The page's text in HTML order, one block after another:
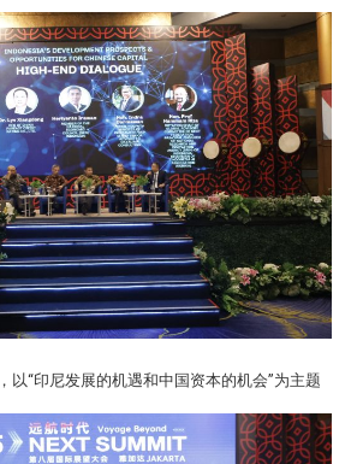
以“印尼发展的机遇和中国资本的机会”为主题